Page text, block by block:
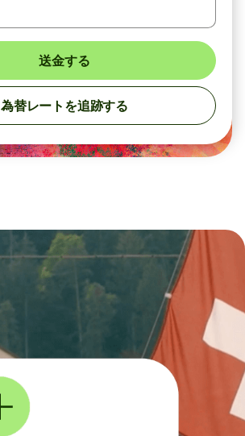
送金する
為替レートを追跡する